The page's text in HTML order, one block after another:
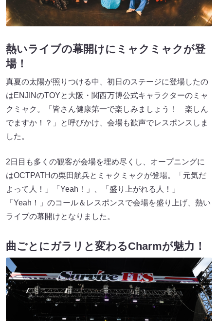
熱いライブの幕開けにミャクミャクが登
場！
真夏の太陽が照りつける中、初日のステージに登場したの
はENJINのTOYと大阪・関西万博公式キャラクターのミャ
クミャク。「皆さん健康第一で楽しみましょう！ 楽しん
でますか！？」と呼びかけ、会場も歓声でレスポンスしま
した。
2日目も多くの観客が会場を埋め尽くし、オープニングに
はOCTPATHの栗田航兵とミャクミャクが登場。「元気だ
よって人！」「Yeah！」、「盛り上がれる人！」
「Yeah！」のコール＆レスポンスで会場を盛り上げ、熱い
ライブの幕開けとなりました。
曲ごとにガラリと変わるCharmが魅力！